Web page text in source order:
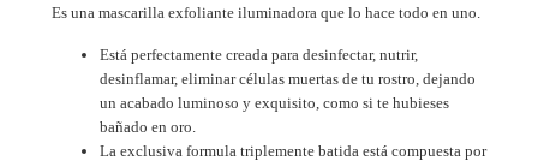
Es una mascarilla exfoliante iluminadora que lo hace todo en uno.
Está perfectamente creada para desinfectar, nutrir,
desinflamar, eliminar células muertas de tu rostro, dejando
un acabado luminoso y exquisito, como si te hubieses
bañado en oro.
La exclusiva formula triplemente batida está compuesta por